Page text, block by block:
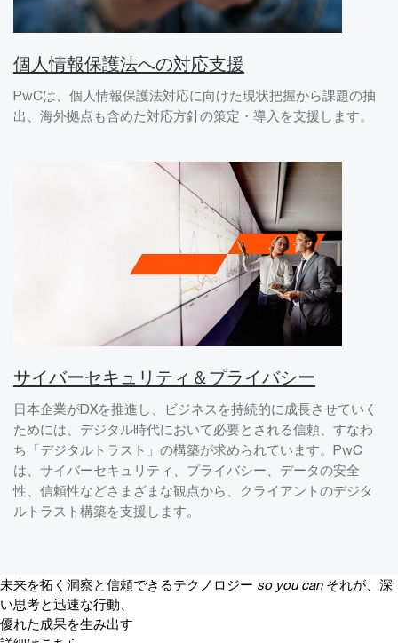
個人情報保護法への対応支援
PwCは、個人情報保護法対応に向けた現状把握から課題の抽
出、海外拠点も含めた対応方針の策定・導入を支援します。
サイバーセキュリティ＆プライバシー
日本企業がDXを推進し、ビジネスを持続的に成長させていく
ためには、デジタル時代において必要とされる信頼、すなわ
ち「デジタルトラスト」の構築が求められています。PwC
は、サイバーセキュリティ、プライバシー、データの安全
性、信頼性などさまざまな観点から、クライアントのデジタ
ルトラスト構築を支援します。
未来を拓く洞察と信頼できるテクノロジー so you can それが、深
い思考と迅速な行動、
優れた成果を生み出す